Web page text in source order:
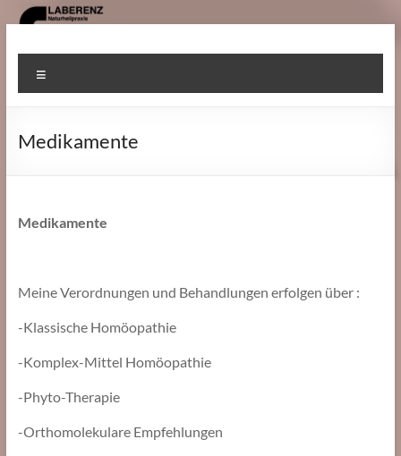
Inhalt
springen
Heilpraktiker
Gomaringen
Medikamente
Medikamente
Meine Verordnungen und Behandlungen erfolgen über :
-Klassische Homöopathie
-Komplex-Mittel Homöopathie
-Phyto-Therapie
-Orthomolekulare Empfehlungen